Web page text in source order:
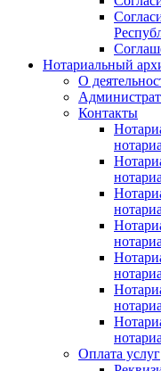
Нотариальный
О
Контакты
Оплата услуг